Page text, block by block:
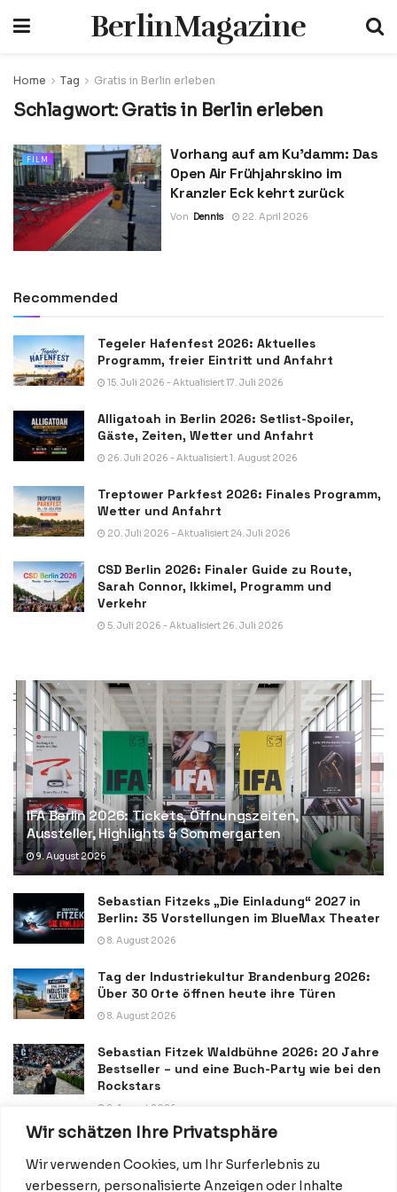
Wir schätzen Ihre Privatsphäre
Wir verwenden Cookies, um Ihr Surferlebnis zu
verbessern, personalisierte Anzeigen oder Inhalte
BerlinMagazine
Home Tag Gratis in Berlin erleben
Schlagwort: Gratis in Berlin erleben
FILM
Vorhang auf am Ku’damm: Das
Open Air Frühjahrskino im
Kranzler Eck kehrt zurück
Von Dennis 22. April 2026
Recommended
Tegeler Hafenfest 2026: Aktuelles
Programm, freier Eintritt und Anfahrt
15. Juli 2026 - Aktualisiert 17. Juli 2026
Alligatoah in Berlin 2026: Setlist-Spoiler,
Gäste, Zeiten, Wetter und Anfahrt
26. Juli 2026 - Aktualisiert 1. August 2026
Treptower Parkfest 2026: Finales Programm,
Wetter und Anfahrt
20. Juli 2026 - Aktualisiert 24. Juli 2026
CSD Berlin 2026: Finaler Guide zu Route,
Sarah Connor, Ikkimel, Programm und
Verkehr
5. Juli 2026 - Aktualisiert 26. Juli 2026
IFA Berlin 2026: Tickets, Öffnungszeiten,
Aussteller, Highlights & Sommergarten
9. August 2026
Sebastian Fitzeks „Die Einladung“ 2027 in
Berlin: 35 Vorstellungen im BlueMax Theater
8. August 2026
Tag der Industriekultur Brandenburg 2026:
Über 30 Orte öffnen heute ihre Türen
8. August 2026
Sebastian Fitzek Waldbühne 2026: 20 Jahre
Bestseller – und eine Buch-Party wie bei den
Rockstars
8. August 2026